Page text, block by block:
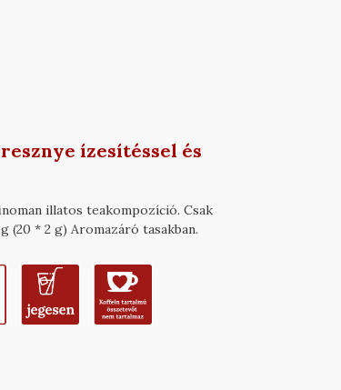
ízesítéssel és
illatos teakompozíció. Csak
* 2 g) Aromazáró tasakban.